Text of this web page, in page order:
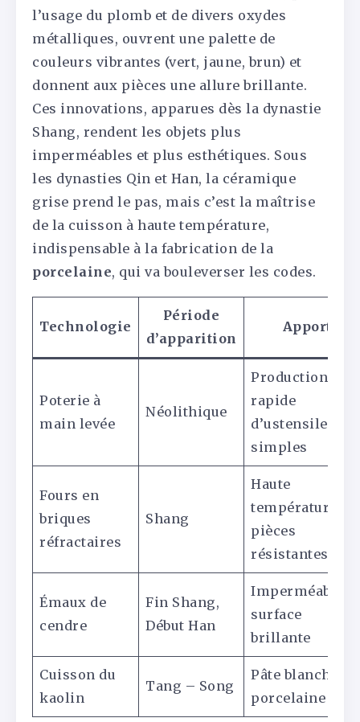
l’usage du plomb et de divers oxydes
métalliques, ouvrent une palette de
couleurs vibrantes (vert, jaune, brun) et
donnent aux pièces une allure brillante.
Ces innovations, apparues dès la dynastie
Shang, rendent les objets plus
imperméables et plus esthétiques. Sous
les dynasties Qin et Han, la céramique
grise prend le pas, mais c’est la maîtrise
de la cuisson à haute température,
indispensable à la fabrication de la
porcelaine, qui va bouleverser les codes.
Technologie
Période
d’apparition
Apport
Poterie à
main levée
Néolithique
Production
rapide
d’ustensiles
simples
Fours en
briques
réfractaires
Shang
Haute
température,
pièces
résistantes
Émaux de
cendre
Fin Shang,
Début Han
surface
brillante
Cuisson du
kaolin
Tang – Song
Pâte blanche,
porcelaine